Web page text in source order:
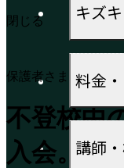
キズ
料金
講師
閉じる
保護者さまの声
不登校中
入会。